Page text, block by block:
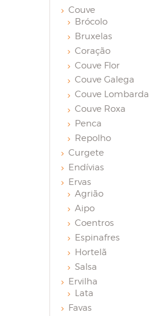
Couve
Brócolo
Bruxelas
Coração
Couve Flor
Couve Galega
Couve Lombarda
Couve Roxa
Penca
Repolho
Curgete
Endívias
Ervas
Agrião
Aipo
Coentros
Espinafres
Hortelã
Salsa
Ervilha
Lata
Favas